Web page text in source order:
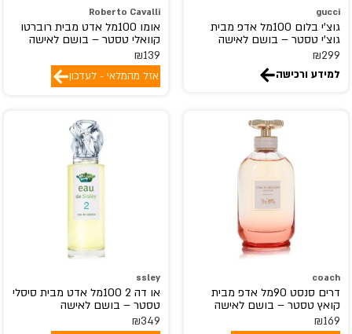
carolina herrera
Cartier
Cerruti 1881
Chanel
CHIC&GLAM
Christian Dior
CHRISTIAN LOUBOUTIN
christina aguilera
Clinique
Clive Christian
coach
gucci
גוצ'י בלום 100מל אדפ מבית
גוצ'י טסטר – בושם לאישה
₪299
למידע ורכישה
Roberto Cavalli
אומו 100מל אדט מבית רוברטו
קוואלי טסטר – בושם לאישה
₪139
אזל מהמלאי - לעדכון
coach
דרים סנסט 90מל אדפ מבית
קואץ טסטר – בושם לאישה
₪169
ssley
או דה 2 100מל אדט מבית סיסלי
טסטר – בושם לאישה
₪349